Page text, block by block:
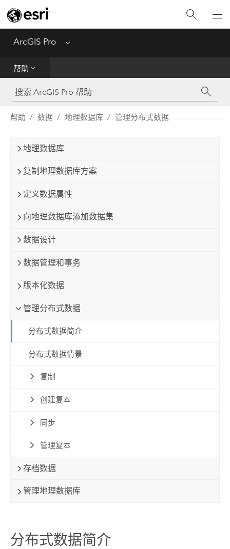
ArcGIS Pro Menu
帮助
工具参考
Python
帮助 数据 地理数据库 管理分布式数据
地理数据库
复制地理数据库方案
定义数据属性
向地理数据库添加数据集
数据设计
数据管理和事务
版本化数据
管理分布式数据
分布式数据简介
分布式数据情景
复制
创建复本
同步
管理复本
存档数据
管理地理数据库
分布式数据简介